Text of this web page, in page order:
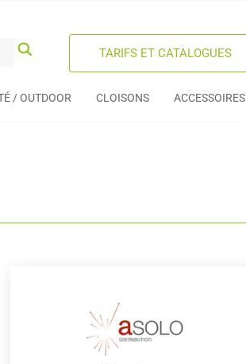
TARIFS ET CATALOGUES
/ OUTDOOR CLOISONS ACCESSOIRES